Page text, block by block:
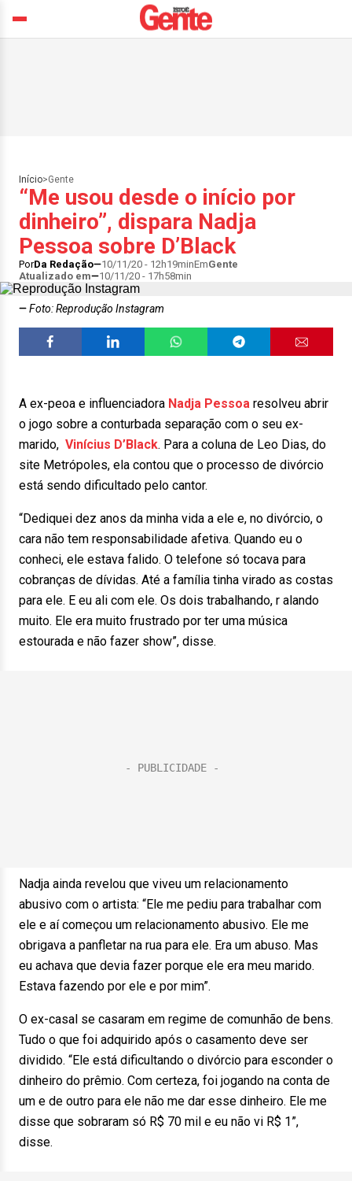
Início>Gente
“Me usou desde o início por
dinheiro”, dispara Nadja
Pessoa sobre D’Black
PorDa Redação 10/11/20 - 12h19minEmGente
Atualizado em
10/11/20 - 17h58min
Foto: Reprodução Instagram
A ex-peoa e influenciadora Nadja Pessoa resolveu abrir
o jogo sobre a conturbada separação com o seu ex-
marido, Vinícius D’Black. Para a coluna de Leo Dias, do
site Metrópoles, ela contou que o processo de divórcio
está sendo dificultado pelo cantor.
“Dediquei dez anos da minha vida a ele e, no divórcio, o
cara não tem responsabilidade afetiva. Quando eu o
conheci, ele estava falido. O telefone só tocava para
cobranças de dívidas. Até a família tinha virado as costas
para ele. E eu ali com ele. Os dois trabalhando, r alando
muito. Ele era muito frustrado por ter uma música
estourada e não fazer show”, disse.
Nadja ainda revelou que viveu um relacionamento
abusivo com o artista: “Ele me pediu para trabalhar com
ele e aí começou um relacionamento abusivo. Ele me
obrigava a panfletar na rua para ele. Era um abuso. Mas
eu achava que devia fazer porque ele era meu marido.
Estava fazendo por ele e por mim”.
O ex-casal se casaram em regime de comunhão de bens.
Tudo o que foi adquirido após o casamento deve ser
dividido. “Ele está dificultando o divórcio para esconder o
dinheiro do prêmio. Com certeza, foi jogando na conta de
um e de outro para ele não me dar esse dinheiro. Ele me
disse que sobraram só R$ 70 mil e eu não vi R$ 1”,
disse.